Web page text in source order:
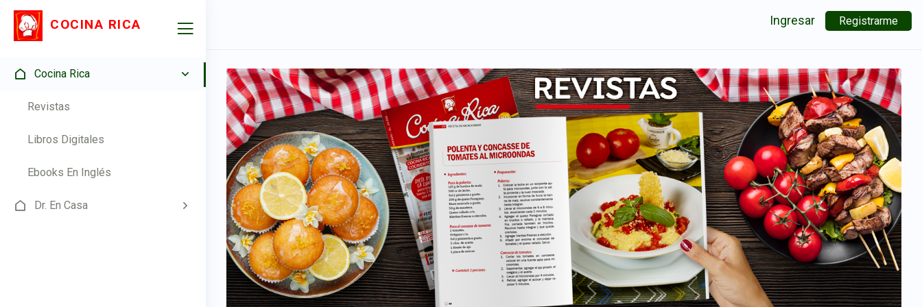
COCINA RICA
Cocina Rica
Revistas
Libros Digitales
Ebooks En Inglés
Dr. En Casa
Ingresar Registrarme